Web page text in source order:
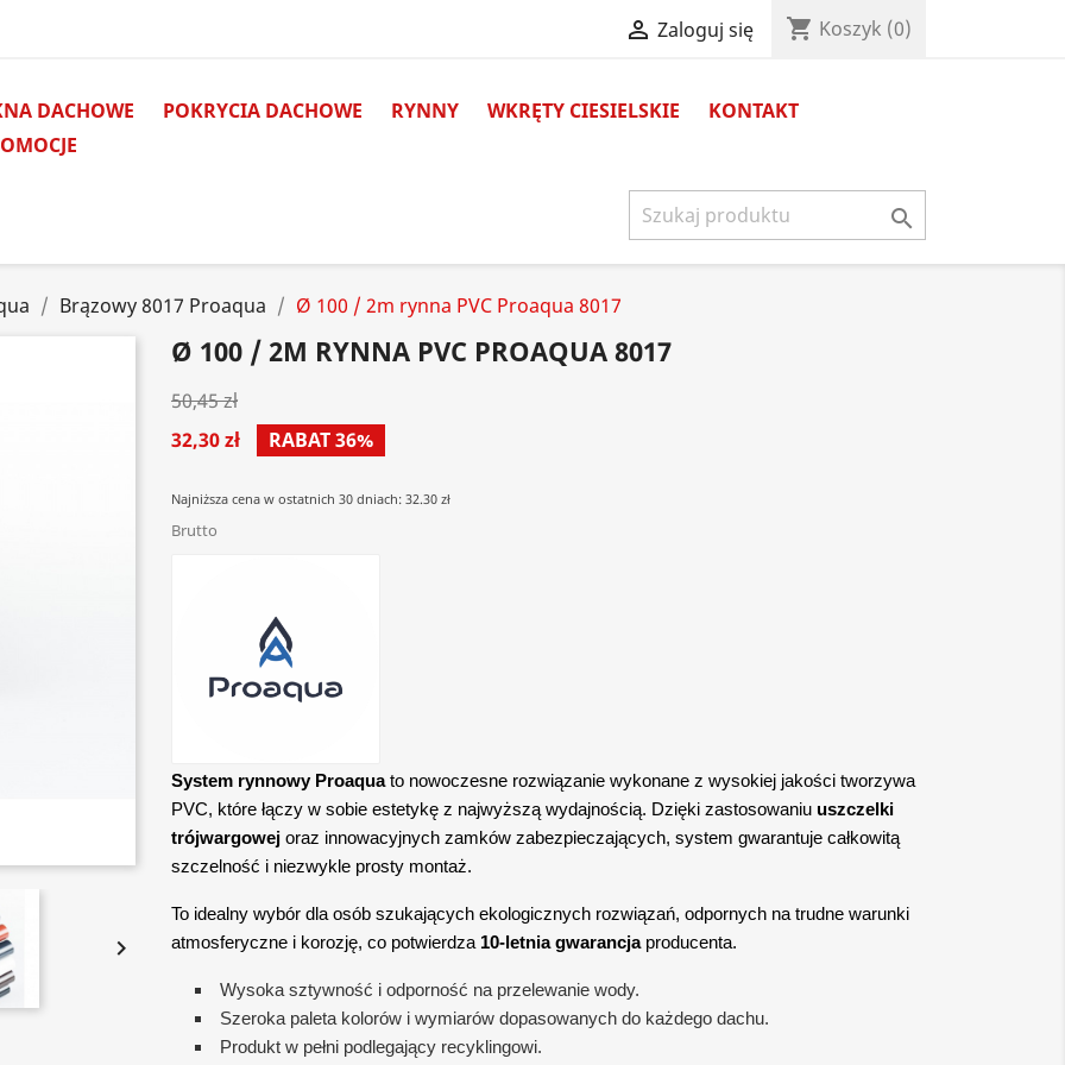
 Zaloguj się shopping_cart Koszyk (0)
DACHOWE POKRYCIA DACHOWE RYNNY WKRĘTY CIESIELSKIE
KONTAKT

Brązowy 8017 Proaqua Ø 100 / 2m rynna PVC Proaqua 8017

Ø 100 / 2M RYNNA PVC PROAQUA 8017
50,45 zł
32,30 zł
RABAT 36%
Najniższa cena w ostatnich 30 dniach: 32.30 zł
Brutto
System rynnowy Proaquato nowoczesne rozwiązanie wykonane z wysokiej jakości tworzywa
PVC, które łączy w sobie estetykę z najwyższą wydajnością. Dzięki zastosowaniu uszczelki
trójwargowej oraz innowacyjnych zamków zabezpieczających, system gwarantuje całkowitą
szczelność i niezwykle prosty montaż.
To idealny wybór dla osób szukających ekologicznych rozwiązań, odpornych na trudne warunki
atmosferyczne i korozję, co potwierdza 10-letnia gwarancjaproducenta.
Wysoka sztywność i odporność na przelewanie wody.
Szeroka paleta kolorów i wymiarów dopasowanych do każdego dachu.
Produkt w pełni podlegający recyklingowi.